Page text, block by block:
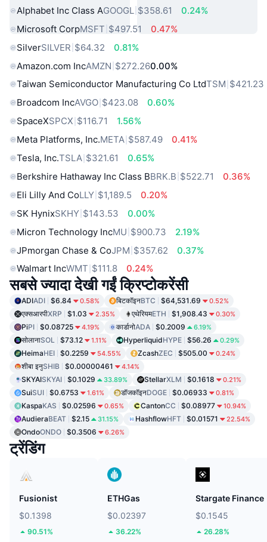
Alphabet Inc Class AGOOGL $358.61
0.24%
Microsoft CorpMSFT $497.51
0.47%
SilverSILVER $64.32
0.81%
Amazon.com IncAMZN $272.260.00%
Taiwan Semiconductor Manufacturing Co LtdTSM $421.23
Broadcom IncAVGO $423.08
0.60%
SpaceXSPCX $116.71
1.56%
Meta Platforms, Inc.META $587.49
0.41%
Tesla, Inc.TSLA $321.61
0.65%
Berkshire Hathaway Inc Class BBRK.B $522.71
0.36%
Eli Lilly And CoLLY $1,189.5
0.20%
SK HynixSKHY $143.53
0.00%
Micron Technology IncMU $900.73
2.19%
JPmorgan Chase & CoJPM $357.62
0.37%
Walmart IncWMT $111.8 0.24%
सबसे ज्यादा देखी गईं क्रिप्टोकरेंसी
ADIADI $6.84 0.58% बिटकॉइनBTC $64,531.69 0.52%
एक्सआरपीXRP $1.03 2.35% एथेरियमETH $1,908.43 0.30%
PiPI $0.08725 4.19% कार्डानोADA $0.2009 6.19%
सोलानाSOL $73.12 1.11% HyperliquidHYPE $56.26 0.29%
HeimaHEI $0.2259 54.55% ZcashZEC $505.00 0.24%
शीबा इनुSHIB $0.00000461 4.14%
SKYAISKYAI $0.1029 33.89% StellarXLM $0.1618 0.21%
SuiSUI $0.6753 1.61% डॉजकॉइनDOGE $0.06933 0.81%
KaspaKAS $0.02596 0.65% CantonCC $0.08977 10.94%
AudieraBEAT $2.15 31.15% HashflowHFT $0.01571 22.54%
OndoONDO $0.3506 6.26%
ट्रेंडिंग
Fusionist
$0.1398
90.51%
ETHGas
$0.02397
36.22%
Stargate Finance
$0.1545
26.28%